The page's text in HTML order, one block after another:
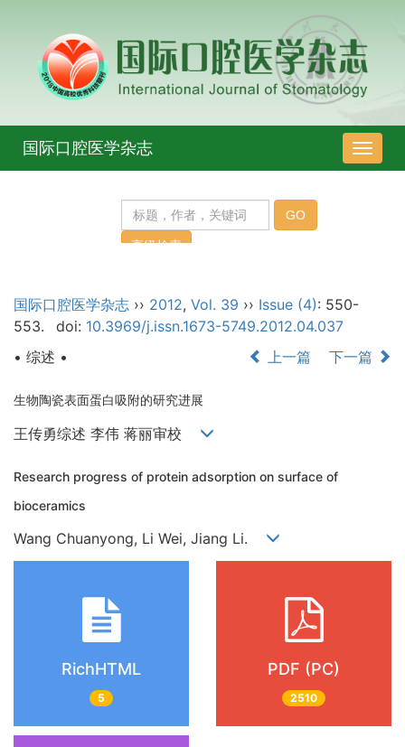
导
航
国际口腔医学杂志
国际口腔医学杂志 ›› 2012, Vol. 39 ›› Issue (4): 550-
553.
doi: 10.3969/j.issn.1673-5749.2012.04.037
• 综述 •
上一篇 下一篇
生物陶瓷表面蛋白吸附的研究进展
王传勇综述 李伟 蒋丽审校
Research progress of protein adsorption on surface of
bioceramics
Wang Chuanyong, Li Wei, Jiang Li.
RichHTML
5
PDF (PC)
2510